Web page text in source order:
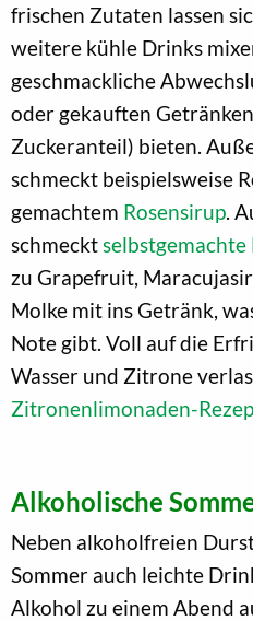
frischen Zutaten lassen
weitere kühle Drinks
geschmackliche
oder gekauften
Zuckeranteil) bieten.
schmeckt beispielsweise
gemachtem Rosensirup.
schmecktselbstgemachte
zu Grapefruit,
Molke mit ins Getränk,
Note gibt. Voll auf die
Wasser und Zitrone
Zitronenlimonaden-
Alkoholische
Neben alkoholfreien
Sommer auch leichte
Alkohol zu einem Abend